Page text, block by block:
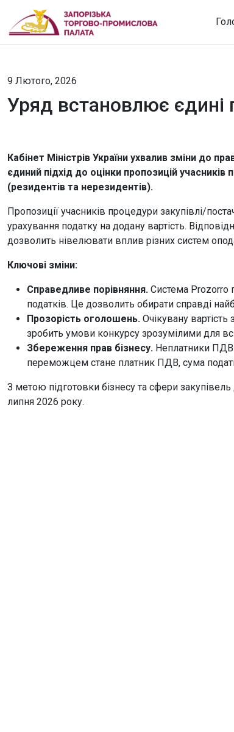
9 Лютого, 2026
Уряд встановлює єдині
Кабінет Міністрів України ухвалив зміни до
єдиний підхід до оцінки пропозицій
(резидентів та нерезидентів).
Пропозиції учасників процедури закупівлі/
урахування податку на додану вартість.
дозволить нівелювати вплив різних систем
Ключові зміни:
Справедливе порівняння. Система Prozorro
податків. Це дозволить обирати справді
Прозорість оголошень. Очікувану
зробить умови конкурсу зрозумілими для
Збереження прав бізнесу. Неплатники ПДВ
переможцем стане платник ПДВ, сума
З метою підготовки бізнесу та сфери
липня 2026 року.